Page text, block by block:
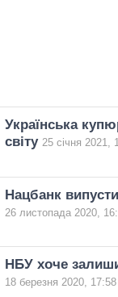
Українська
світу 25 січня 2021,
Нацбанк
26 листопада 2020,
НБУ хоче
18 березня 2020, 17:58